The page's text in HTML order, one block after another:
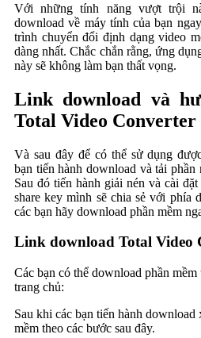
Với những tính năng vượt trội
download về máy tính của bạn
trình chuyển đổi định dạng video
dàng nhất. Chắc chắn rằng, ứng
này sẽ không làm bạn thất vọng.
Link download và
Total Video Converter
Và sau đây để có thể sử dụng
bạn tiến hành download và tải
Sau đó tiến hành giải nén và cài
share key mình sẽ chia sẻ với phía
các bạn hãy download phần mềm
Link download Total Video
Các bạn có thể download phần
trang chủ:
Sau khi các bạn tiến hành download
mềm theo các bước sau đây.